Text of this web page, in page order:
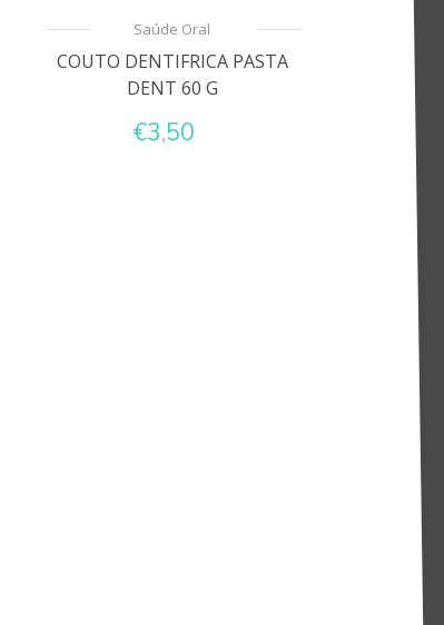
Saúde Oral
COUTO DENTIFRICA PASTA
DENT 60 G
€3,50